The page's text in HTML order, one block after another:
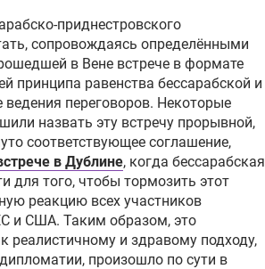
приднестровского
сопровождаясь определёнными
в Вене встрече в формате
принципа равенства бессарабской и
ведения переговоров. Некоторые
назвать эту встречу прорывной,
соответствующее соглашение,
в Дублине, когда бессарабская
для того, чтобы тормозить этот
реакцию всех участников
и США. Таким образом, это
реалистичному и здравому подходу,
произошло по сути в